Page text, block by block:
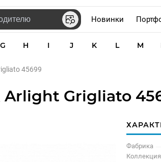
Новинки
G H I J K L M
45699
Grigliato
Фабрика
Коллекция